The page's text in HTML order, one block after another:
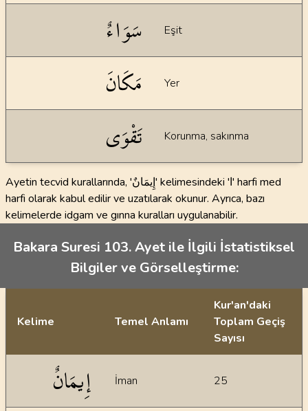
سَوَاءٌ Eşit
مَكَانَ Yer
تَقْوَى Korunma, sakınma
Ayetin tecvid kurallarında, 'إِيمَانٌ' kelimesindeki 'ا' harfi med
harfi olarak kabul edilir ve uzatılarak okunur. Ayrıca, bazı
kelimelerde idgam ve gınna kuralları uygulanabilir.
Bakara Suresi 103. Ayet ile İlgili İstatistiksel
Bilgiler ve Görselleştirme:
İstatiksel bilgiler
Kelime Temel Anlamı
Kur'an'daki
Toplam Geçiş
Sayısı
إِيمَانٌ İman 25